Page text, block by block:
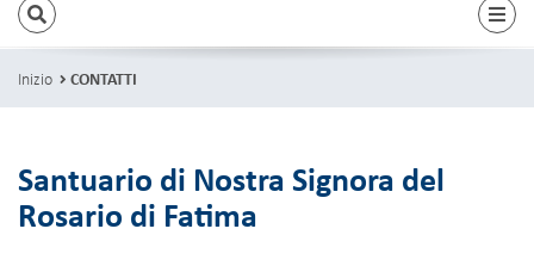
RICERCA
Inizio CONTATTI
Santuario di Nostra Signora del
Rosario di Fatima